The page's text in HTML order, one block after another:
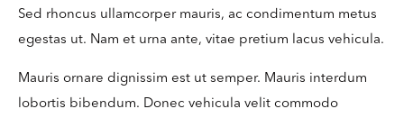
Sed rhoncus ullamcorper mauris, ac condimentum metus
egestas ut. Nam et urna ante, vitae pretium lacus vehicula.
Mauris ornare dignissim est ut semper. Mauris interdum
lobortis bibendum. Donec vehicula velit commodo